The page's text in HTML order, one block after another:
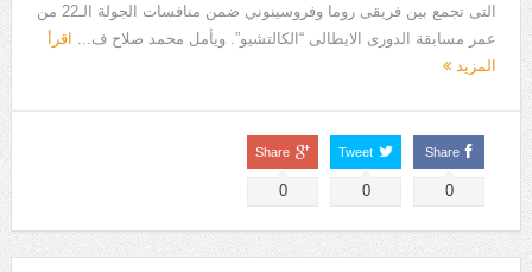
التى تجمع بين فريقى روما وفروسينوني ضمن منافسات الجولة الـ22 من
عمر مسابقة الدورى الايطالى “الكالتشيو”. ويأمل محمد صلاح ف... اقرأ
المزيد
Share
0
Tweet
0
Share
0